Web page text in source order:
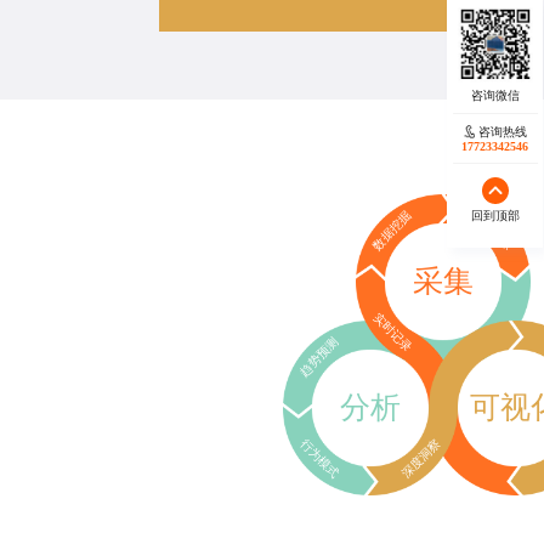
采集
数据挖掘 行为追踪
实时记录
分析
趋势预测
行为模式 深度洞察
可视
咨询热线
17723342546
回到顶部